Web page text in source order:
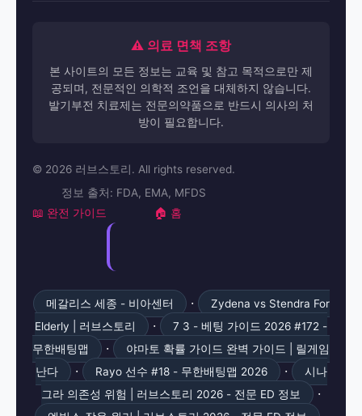
⚠️ 의료 면책 조항
본 사이트의 모든 정보는 교육 및 참고 목적으로만 제
공되며, 전문적인 의학적 조언을 대체하지 않습니다.
발기부전 치료제는 전문의약품으로 반드시 의사의 처
방이 필요합니다.
© 2026 러브스토리. All rights reserved.
정보 출처: FDA, EMA, MFDS
📖 완전 가이드 🏠 홈
메갈리스 세종 - 비아센터 ·
Zydena vs Stendra For
Elderly | 러브스토리
·
7 3 - 베팅 가이드 2026 #172 -
무한배팅맵
·
야마토 확률 가이드 완벽 가이드 | 릴게임
난다
· Rayo 선수 #18 - 무한배팅맵 2026 ·
시나
그라 의존성 위험 | 러브스토리 2026 - 전문 ED 정보
·